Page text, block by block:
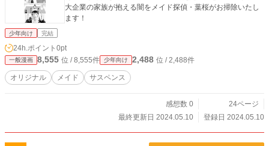
大企業の家族が抱える闇をメイド探偵・葉桜がお掃除いたし
ます！
少年向け 完結
24h.ポイント 0pt
一般漫画 8,555 位 / 8,555件 少年向け 2,488 位 / 2,488件
オリジナル メイド サスペンス
感想数 0
24ページ
最終更新日 2024.05.10
登録日 2024.05.10